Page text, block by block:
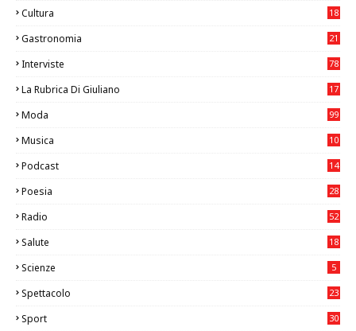
Cultura
18
Gastronomia
21
Interviste 78
La Rubrica Di Giuliano
17
Moda 99
Musica
10
Podcast 14
Poesia 28
Radio 52
Salute
18
Scienze 5
Spettacolo 23
Sport
30